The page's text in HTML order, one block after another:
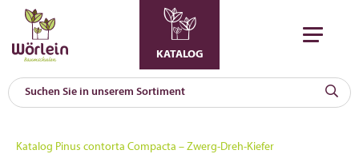
KATALOG
Katalog Pinus contorta Compacta – Zwerg-Dreh-Kiefer